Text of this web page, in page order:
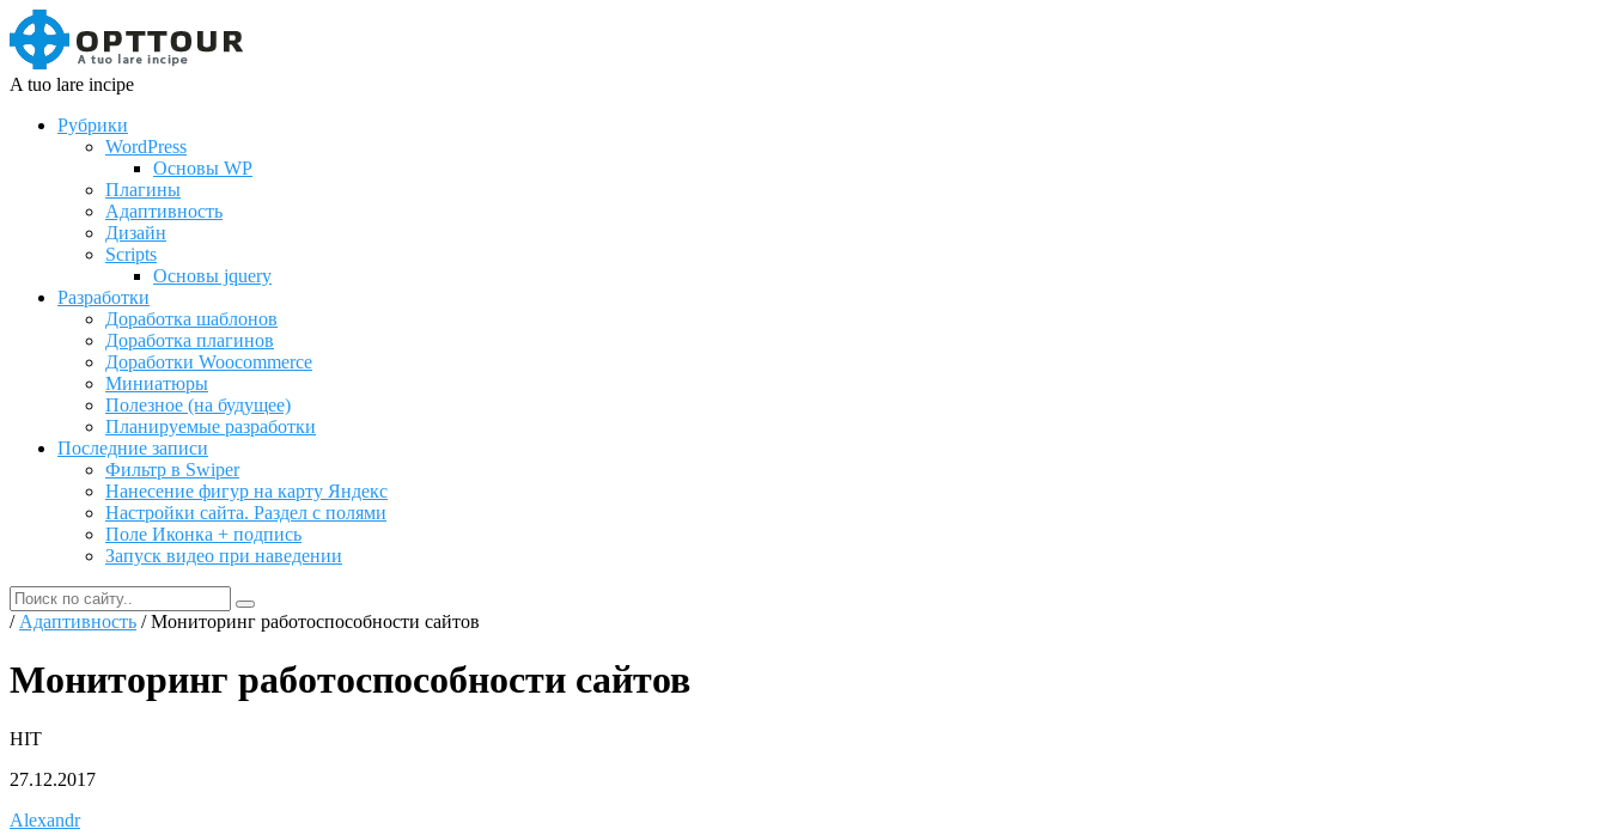
A tuo lare incipe
Рубрики
WordPress
Основы WP
Плагины
Адаптивность
Дизайн
Scripts
Основы jquery
Разработки
Доработка шаблонов
Доработка плагинов
Доработки Woocommerce
Миниатюры
Полезное (на будущее)
Планируемые разработки
Последние записи
Фильтр в Swiper
Нанесение фигур на карту Яндекс
Настройки сайта. Раздел с полями
Поле Иконка + подпись
Запуск видео при наведении
/ Адаптивность / Мониторинг работоспособности сайтов
Мониторинг работоспособности сайтов
HIT
27.12.2017
Alexandr